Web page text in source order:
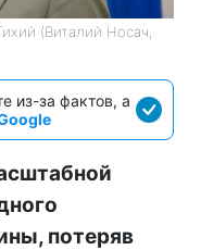
(Виталий Носач,
из-за фактов, а
потеряв